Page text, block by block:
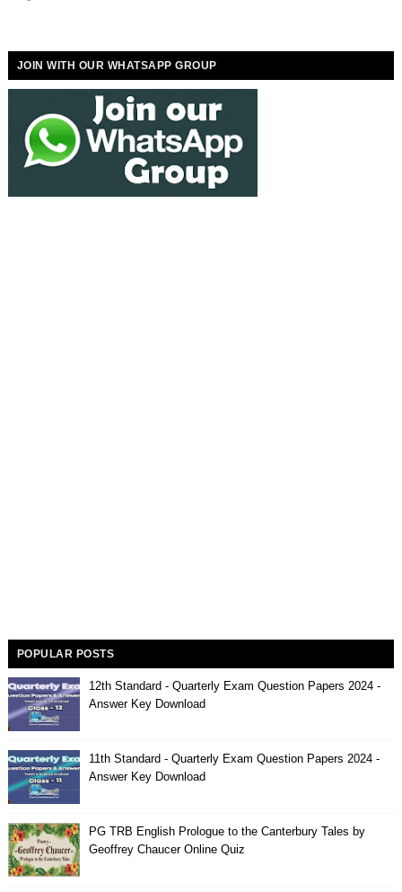
JOIN WITH OUR WHATSAPP GROUP
POPULAR POSTS
12th Standard - Quarterly Exam Question Papers 2024 -
Answer Key Download
11th Standard - Quarterly Exam Question Papers 2024 -
Answer Key Download
PG TRB English Prologue to the Canterbury Tales by
Geoffrey Chaucer Online Quiz